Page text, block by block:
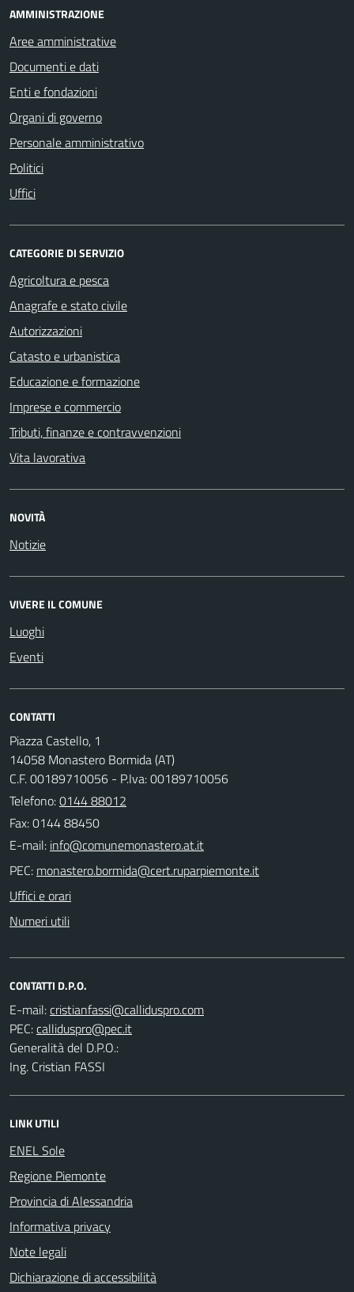
AMMINISTRAZIONE
Aree amministrative
Documenti e dati
Enti e fondazioni
Organi di governo
Personale amministrativo
Politici
Uffici
CATEGORIE DI SERVIZIO
Agricoltura e pesca
Anagrafe e stato civile
Autorizzazioni
Catasto e urbanistica
Educazione e formazione
Imprese e commercio
Tributi, finanze e contravvenzioni
Vita lavorativa
NOVITÀ
Notizie
VIVERE IL COMUNE
Luoghi
Eventi
CONTATTI
Piazza Castello, 1
14058 Monastero Bormida (AT)
C.F. 00189710056 - P.Iva: 00189710056
Telefono:0144 88012
Fax: 0144 88450
E-mail:
PEC:
Uffici e orari
Numeri utili
CONTATTI D.P.O.
E-mail:
PEC:
Generalità del D.P.O.:
Ing. Cristian FASSI
LINK UTILI
ENEL Sole
Regione Piemonte
Provincia di Alessandria
Informativa privacy
Note legali
Dichiarazione di accessibilità